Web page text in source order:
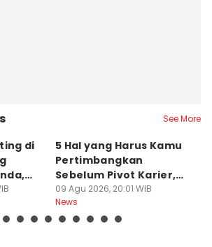
See More
di
5 Hal yang Harus Kamu
Pertimbangkan
Sebelum Pivot Karier,
Jangan Skip!
09 Agu 2026, 20:01 WIB
News